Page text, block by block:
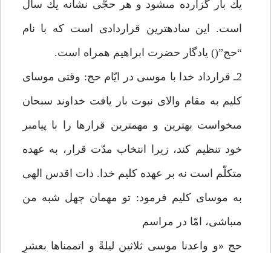
يك بار گزارده مىشود و هر حجّى نشانه يك سال
است. اين سادهترين قراردادى است كه با نام
“حج”() يادگار حضرت ابراهيم همراه است.
2ـ قرارداد خدا با موسى در ايّام حج: وقتى موساى
كليم به مقام والاى نبوت بار يافت خداوند سبحان
مىخواست بهترين و مهمترين قرارها را با پيامبر
خود تنظيم كند، زيرا انتخاب مدّت قرار، به عهده
متكلّم است نه بر عهده كليم خدا. ذات اقدس الهى
به موساى كليم فرمود: تو مهمان چهل شبه من
مىباشى، امّا در مراسم
حج «و واعدنا موسى ثلاثين ليلةً و اتممناها بعشرٍ